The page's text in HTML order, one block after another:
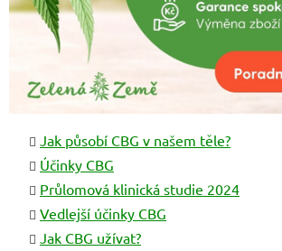
Jak působí CBG v našem těle?
Účinky CBG
Průlomová klinická studie 2024
Vedlejší účinky CBG
Jak CBG užívat?